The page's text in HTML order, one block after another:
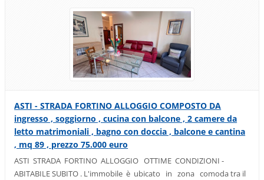
ASTI - STRADA FORTINO ALLOGGIO COMPOSTO DA
ingresso , soggiorno , cucina con balcone , 2 camere da
letto matrimoniali , bagno con doccia , balcone e cantina
, mq 89 , prezzo 75.000 euro
ASTI STRADA FORTINO ALLOGGIO OTTIME CONDIZIONI -
ABITABILE SUBITO . L'immobile è ubicato in zona comoda tra il